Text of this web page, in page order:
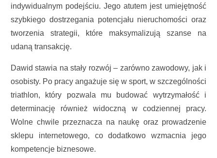
indywidualnym podejściu. Jego atutem jest umiejętność
szybkiego dostrzegania potencjału nieruchomości oraz
tworzenia strategii, które maksymalizują szanse na
udaną transakcję.
Dawid stawia na stały rozwój – zarówno zawodowy, jak i
osobisty. Po pracy angażuje się w sport, w szczególności
triathlon, który pozwala mu budować wytrzymałość i
determinację również widoczną w codziennej pracy.
Wolne chwile przeznacza na naukę oraz prowadzenie
sklepu internetowego, co dodatkowo wzmacnia jego
kompetencje biznesowe.